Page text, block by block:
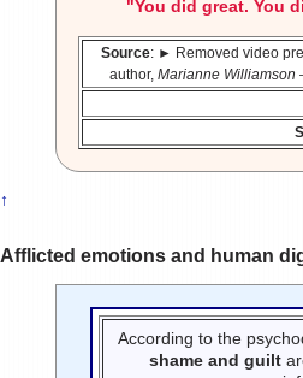
"You did great. You
Source: ► Removed video
author,Marianne Williamson
↑
Afflicted emotions and human
According to the
shame and guilt